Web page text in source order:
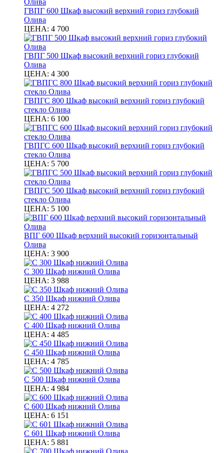
ГВПГ 600 Шкаф высокий верхний гориз глубокий
Олива
ЦЕНА: 4 700
ГВПГ 500 Шкаф высокий верхний гориз глубокий
Олива
ЦЕНА: 4 300
ГВПГС 800 Шкаф высокий верхний гориз глубокий
стекло Олива
ЦЕНА: 6 100
ГВПГС 600 Шкаф высокий верхний гориз глубокий
стекло Олива
ЦЕНА: 5 700
ГВПГС 500 Шкаф высокий верхний гориз глубокий
стекло Олива
ЦЕНА: 5 100
ВПГ 600 Шкаф верхний высокий горизонтальный
Олива
ЦЕНА: 3 900
С 300 Шкаф нижний Олива
ЦЕНА: 3 988
С 350 Шкаф нижний Олива
ЦЕНА: 4 272
С 400 Шкаф нижний Олива
ЦЕНА: 4 485
С 450 Шкаф нижний Олива
ЦЕНА: 4 785
С 500 Шкаф нижний Олива
ЦЕНА: 4 984
С 600 Шкаф нижний Олива
ЦЕНА: 6 151
С 601 Шкаф нижний Олива
ЦЕНА: 5 881